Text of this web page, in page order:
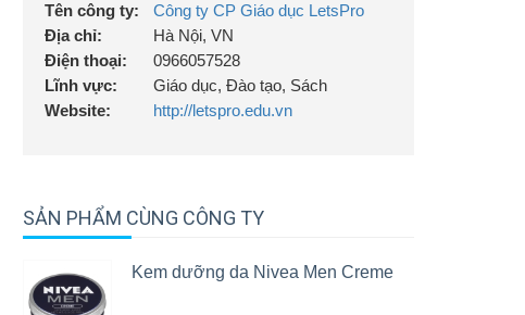
Tên công ty:
Công ty CP Giáo dục LetsPro
Địa chỉ:
Hà Nội, VN
Điện thoại:
0966057528
Lĩnh vực:
Giáo dục, Đào tạo, Sách
Website:
http://letspro.edu.vn
SẢN PHẨM CÙNG CÔNG TY
Kem dưỡng da Nivea Men Creme